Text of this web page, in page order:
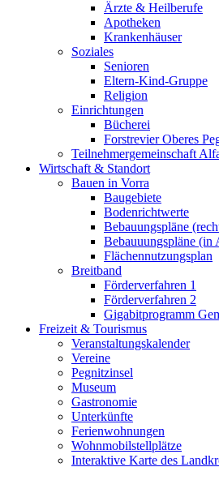
Ärzte & Heilberufe
Apotheken
Krankenhäuser
Soziales
Senioren
Eltern-Kind-Gruppe
Religion
Einrichtungen
Bücherei
Forstrevier Oberes
Teilnehmergemeinschaft
Wirtschaft & Standort
Bauen in Vorra
Baugebiete
Bodenrichtwerte
Bebauungspläne
Bebauuungspläne (in
Flächennutzungsplan
Breitband
Förderverfahren 1
Förderverfahren 2
Gigabitprogramm
Freizeit & Tourismus
Veranstaltungskalender
Vereine
Pegnitzinsel
Museum
Gastronomie
Unterkünfte
Ferienwohnungen
Wohnmobilstellplätze
Interaktive Karte des